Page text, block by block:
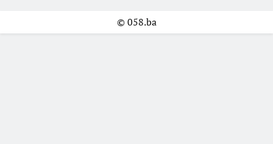
© 058.ba